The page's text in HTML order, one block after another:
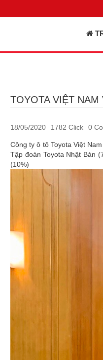
TOYOTA VIỆT
18/05/2020 1782 Click 0
Công ty ô tô Toyota Việt
Tập đoàn Toyota Nhật Bản
(10%)